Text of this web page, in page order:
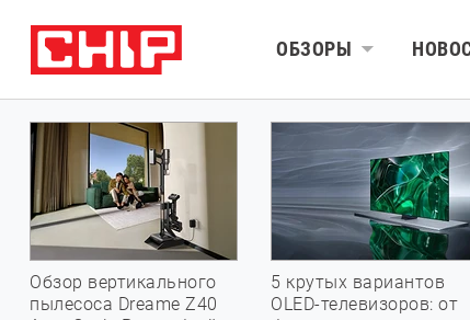
ОБЗОРЫ
Обзор вертикального
пылесоса Dreame Z40
5 крутых вариантов
OLED-телевизоров: от